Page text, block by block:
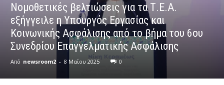
Νομοθετικές βελτιώσεις για τα Τ.Ε.Α.
εξήγγειλε η Υπουργός Εργασίας και
Κοινωνικής Ασφάλισης από το βήμα του 6ου
Συνεδρίου Επαγγελματικής Ασφάλισης
Από newsroom2 - 8 Μαΐου 2025 0